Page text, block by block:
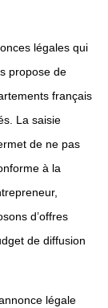
légales qui
propose de
français
La saisie
de ne pas
à la
d’offres
de diffusion
légale